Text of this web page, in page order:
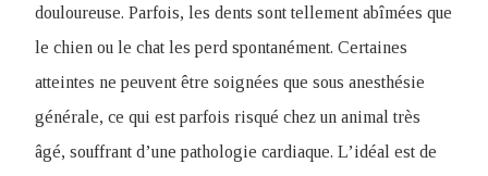
douloureuse. Parfois, les dents sont tellement abîmées que
le chien ou le chat les perd spontanément. Certaines
atteintes ne peuvent être soignées que sous anesthésie
générale, ce qui est parfois risqué chez un animal très
âgé, souffrant d’une pathologie cardiaque. L’idéal est de